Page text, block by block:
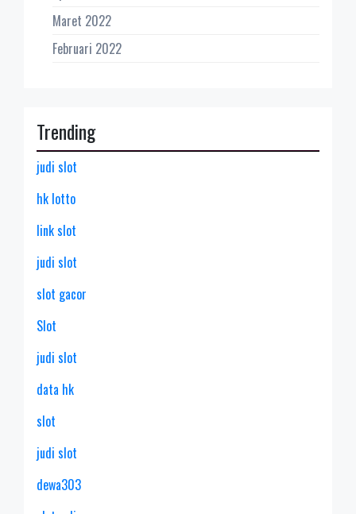
Maret 2022
Februari 2022
Trending
judi slot
hk lotto
link slot
judi slot
slot gacor
Slot
judi slot
data hk
slot
judi slot
dewa303